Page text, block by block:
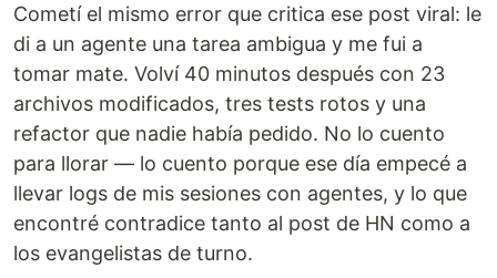
Cometí el mismo error que critica ese post viral: le
di a un agente una tarea ambigua y me fui a
tomar mate. Volví 40 minutos después con 23
archivos modificados, tres tests rotos y una
refactor que nadie había pedido. No lo cuento
para llorar — lo cuento porque ese día empecé a
llevar logs de mis sesiones con agentes, y lo que
encontré contradice tanto al post de HN como a
los evangelistas de turno.